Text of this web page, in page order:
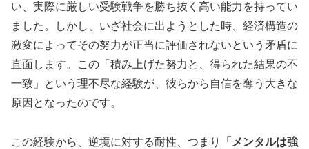
い、実際に厳しい受験戦争を勝ち抜く高い能力を持ってい
ました。しかし、いざ社会に出ようとした時、経済構造の
激変によってその努力が正当に評価されないという矛盾に
直面します。この 「積み上げた努力と、得られた結果の不
一致」という理不尽な経験が、彼らから自信を奪う大きな
原因となったのです。
この経験から、逆境に対する耐性、つまり 「メンタルは強